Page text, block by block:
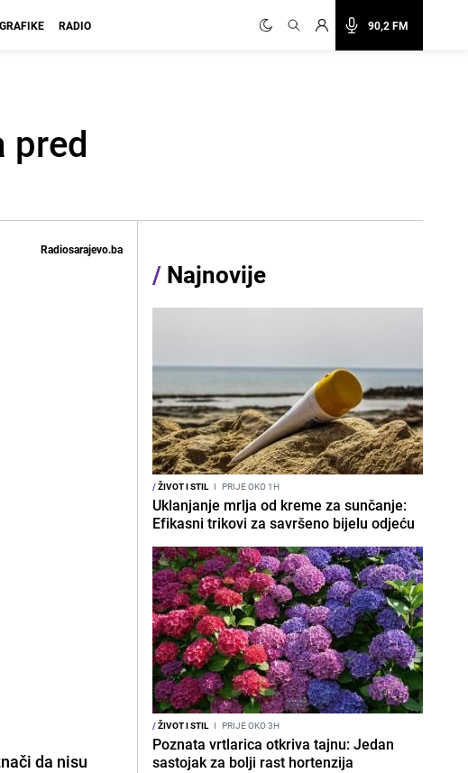
90,2 FM
RADIO
pred
Radiosarajevo.ba
da nisu
/ Najnovije
/ŽIVOT I STIL I PRIJE OKO 1H
Uklanjanje mrlja od kreme za sunčanje:
Efikasni trikovi za savršeno bijelu odjeću
/ŽIVOT I STIL I PRIJE OKO 3H
Poznata vrtlarica otkriva tajnu: Jedan
sastojak za bolji rast hortenzija